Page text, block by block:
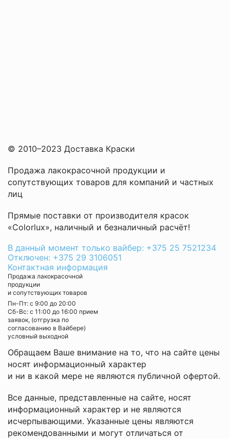
© 2010–2023 Доставка Краски
Продажа лакокрасочной продукции и
сопутствующих товаров для компаний и частных
лиц
Прямые поставки от производителя красок
«Colorlux», наличный и безналичный расчёт!
В данный момент только вайбер: +375 25 7521234
Отключен: +375 29 3106051
Контактная информация
Продажа лакокрасочной
продукции
и сопутствующих товаров
Пн-Пт: с 9:00 до 20:00
Cб-Вс: с 11:00 до 16:00 прием
заявок, (отгрузка по
согласованию в Вайбере)
условный выходной
Обращаем Ваше внимание на то, что на сайте цены
носят информационный характер
и ни в какой мере не являются публичной офертой.
Все данные, представленные на сайте, носят
информационный характер и не являются
исчерпывающими. Указанные цены являются
рекомендованными и могут отличаться от